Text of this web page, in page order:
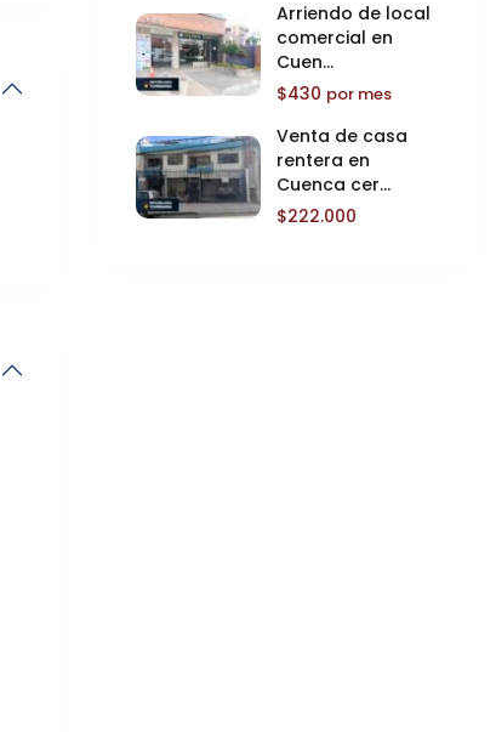
Arriendo de local
comercial en
Cuen...
$430 por mes
Venta de casa
rentera en
Cuenca cer...
$222.000